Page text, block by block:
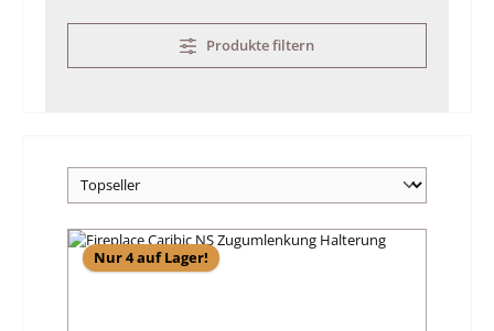
Produkte filtern
Nur 4 auf Lager!